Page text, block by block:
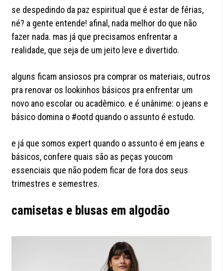
se despedindo da paz espiritual que é estar de férias,
né? a gente entende! afinal, nada melhor do que não
fazer nada. mas já que precisamos enfrentar a
realidade, que seja de um jeito leve e divertido.
alguns ficam ansiosos pra comprar os materiais, outros
pra renovar os lookinhos básicos pra enfrentar um
novo ano escolar ou acadêmico. e é unânime: o jeans e
básico domina o #ootd quando o assunto é estudo.
e já que somos expert quando o assunto é em jeans e
básicos, confere quais são as peças youcom
essenciais que não podem ficar de fora dos seus
trimestres e semestres.
camisetas e blusas em algodão